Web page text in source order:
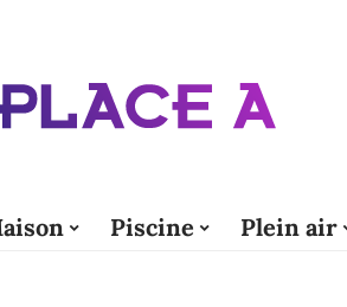
Piscine Plein air